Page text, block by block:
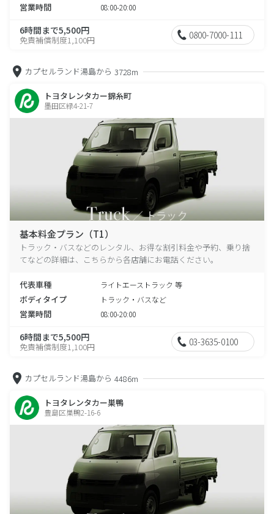
営業時間 08:00-20:00
6時間まで5,500円
免責補償制度1,100円 0800-7000-111
カプセルランド湯島から 3728m
トヨタレンタカー錦糸町
墨田区緑4-21-7
基本料金プラン（T1）
トラック・バスなどのレンタル、お得な割引料金や予約、乗り捨
てなどの詳細は、こちらから各店舗にお電話ください。
代表車種 ライトエーストラック 等
ボディタイプ トラック・バスなど
営業時間 08:00-20:00
6時間まで5,500円
免責補償制度1,100円 03-3635-0100
カプセルランド湯島から 4486m
トヨタレンタカー巣鴨
豊島区巣鴨2-16-6